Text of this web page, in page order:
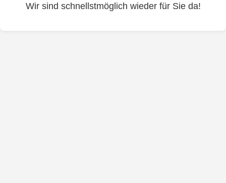
Wir sind schnellstmöglich wieder für Sie da!